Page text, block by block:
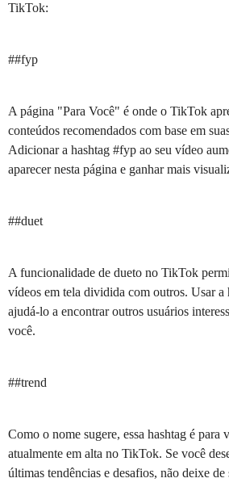
TikTok:
##fyp
A página "Para Você" é onde o TikTok
conteúdos recomendados com base em
Adicionar a hashtag #fyp ao seu vídeo
aparecer nesta página e ganhar mais
##duet
A funcionalidade de dueto no TikTok
vídeos em tela dividida com outros. Usar a
ajudá-lo a encontrar outros usuários
você.
##trend
Como o nome sugere, essa hashtag é para
atualmente em alta no TikTok. Se você
últimas tendências e desafios, não deixe de